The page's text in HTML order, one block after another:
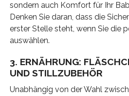
sondern auch Komfort für Ihr
Denken Sie daran, dass die
erster Stelle steht, wenn Sie die
auswählen.
3. ERNÄHRUNG:
UND STILLZUBEHÖR
Unabhängig von der Wahl